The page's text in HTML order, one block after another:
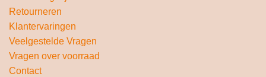
Retourneren
Klantervaringen
Veelgestelde Vragen
Vragen over voorraad
Contact